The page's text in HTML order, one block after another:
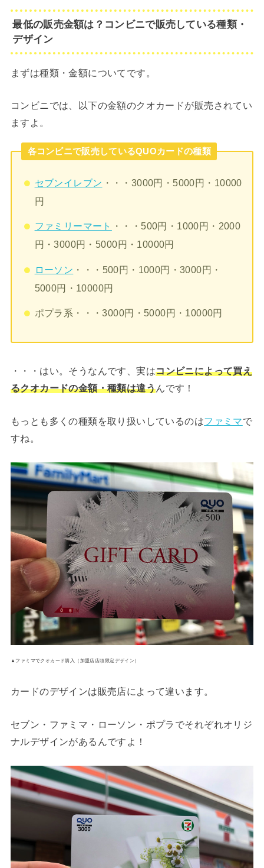
最低の販売金額は？コンビニで販売している種類・
デザイン
まずは種類・金額についてです。
コンビニでは、以下の金額のクオカードが販売されてい
ますよ。
各コンビニで販売しているQUOカードの種類
セブンイレブン ・・・3000円・5000円・10000
円
ファミリーマート
・・・500円・1000円・2000
円・3000円・5000円・10000円
ローソン ・・・500円・1000円・3000円・
5000円・10000円
ポプラ系・・・3000円・5000円・10000円
・・・はい。そうなんです、実はコンビニによって買え
るクオカードの金額・種類は違うんです！
もっとも多くの種類を取り扱いしているのはファミマで
すね。
▲ファミマでクオカード購入（加盟店店頭限定デザイン）
カードのデザインは販売店によって違います。
セブン・ファミマ・ローソン・ポプラでそれぞれオリジ
ナルデザインがあるんですよ！